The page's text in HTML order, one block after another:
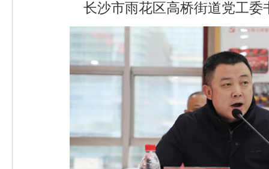
长沙市雨花区高桥街道党工委